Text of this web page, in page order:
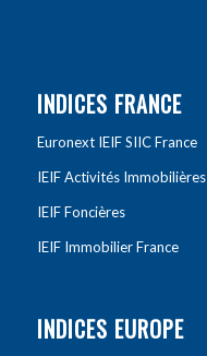
INDICES FRANCE
Euronext IEIF SIIC France
IEIF Activités Immobilières
IEIF Foncières
IEIF Immobilier France
INDICES EUROPE